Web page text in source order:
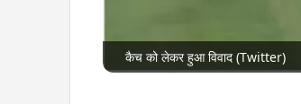
कैच को लेकर हुआ विवाद (Twitter)